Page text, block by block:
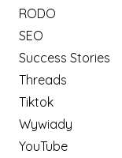
RODO
SEO
Success Stories
Threads
Tiktok
Wywiady
YouTube